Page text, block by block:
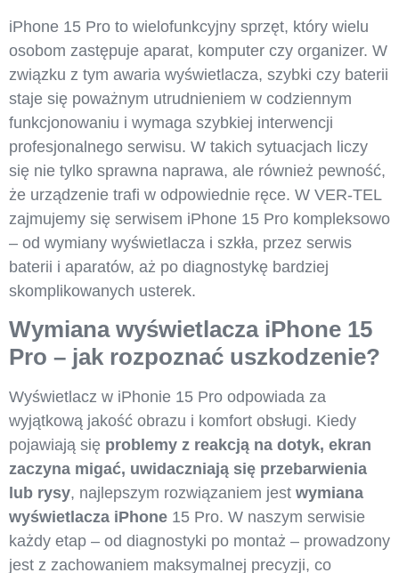
iPhone 15 Pro to wielofunkcyjny sprzęt, który wielu
osobom zastępuje aparat, komputer czy organizer. W
związku z tym awaria wyświetlacza, szybki czy baterii
staje się poważnym utrudnieniem w codziennym
funkcjonowaniu i wymaga szybkiej interwencji
profesjonalnego serwisu. W takich sytuacjach liczy
się nie tylko sprawna naprawa, ale również pewność,
że urządzenie trafi w odpowiednie ręce. W VER-TEL
zajmujemy się serwisem iPhone 15 Pro kompleksowo
– od wymiany wyświetlacza i szkła, przez serwis
baterii i aparatów, aż po diagnostykę bardziej
skomplikowanych usterek.
Wymiana wyświetlacza iPhone 15
Pro – jak rozpoznać uszkodzenie?
Wyświetlacz w iPhonie 15 Pro odpowiada za
wyjątkową jakość obrazu i komfort obsługi. Kiedy
pojawiają się problemy z reakcją na dotyk, ekran
zaczyna migać, uwidaczniają się przebarwienia
lub rysy, najlepszym rozwiązaniem jest wymiana
wyświetlacza iPhone 15 Pro. W naszym serwisie
każdy etap – od diagnostyki po montaż – prowadzony
jest z zachowaniem maksymalnej precyzji, co